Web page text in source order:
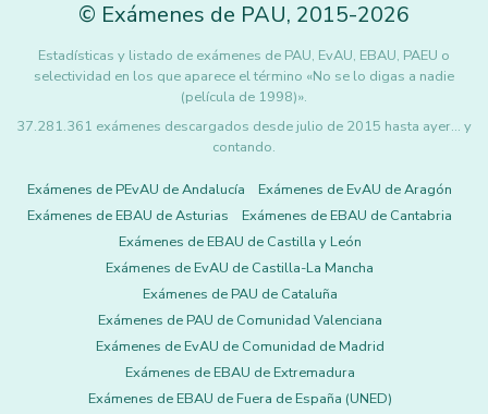
© Exámenes de PAU, 2015-2026
Estadísticas y listado de exámenes de PAU, EvAU, EBAU, PAEU o
selectividad en los que aparece el término «No se lo digas a nadie
(película de 1998)».
37.281.361 exámenes descargados desde julio de 2015 hasta ayer... y
contando.
Exámenes de PEvAU de Andalucía
Exámenes de EvAU de Aragón
Exámenes de EBAU de Asturias
Exámenes de EBAU de Cantabria
Exámenes de EBAU de Castilla y León
Exámenes de EvAU de Castilla-La Mancha
Exámenes de PAU de Cataluña
Exámenes de PAU de Comunidad Valenciana
Exámenes de EvAU de Comunidad de Madrid
Exámenes de EBAU de Extremadura
Exámenes de EBAU de Fuera de España (UNED)